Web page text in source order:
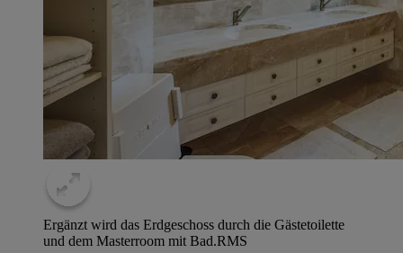
Ergänzt wird das Erdgeschoss durch die Gästetoilette
und dem Masterroom mit Bad.RMS